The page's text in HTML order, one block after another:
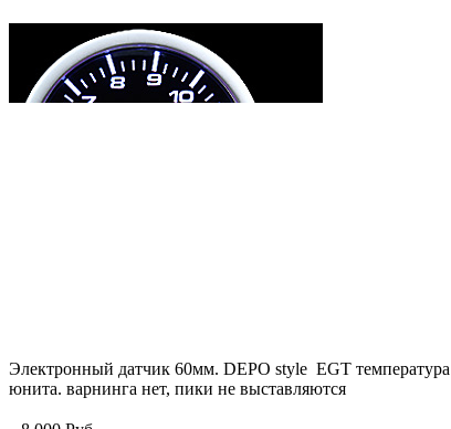
Электронный датчик 60мм. DEPO style EGT
юнита. варнинга нет, пики не выставляются